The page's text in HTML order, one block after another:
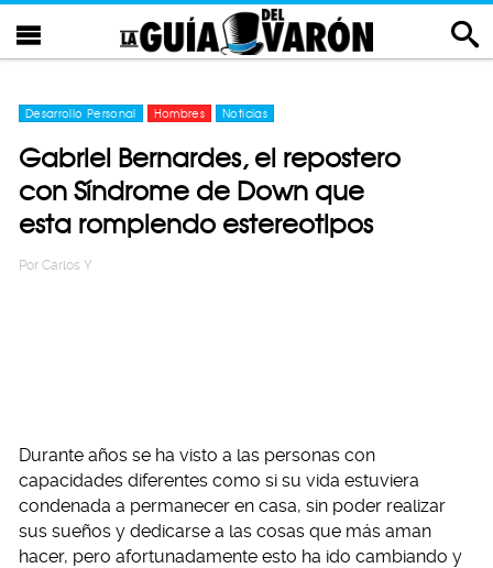
Desarrollo Personal Hombres Noticias
Gabriel Bernardes, el repostero
con Síndrome de Down que
esta rompiendo estereotipos
Por Carlos Y
Durante años se ha visto a las personas con
capacidades diferentes como si su vida estuviera
condenada a permanecer en casa, sin poder realizar
sus sueños y dedicarse a las cosas que más aman
hacer, pero afortunadamente esto ha ido cambiando y